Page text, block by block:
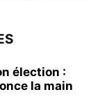
élection :
la main